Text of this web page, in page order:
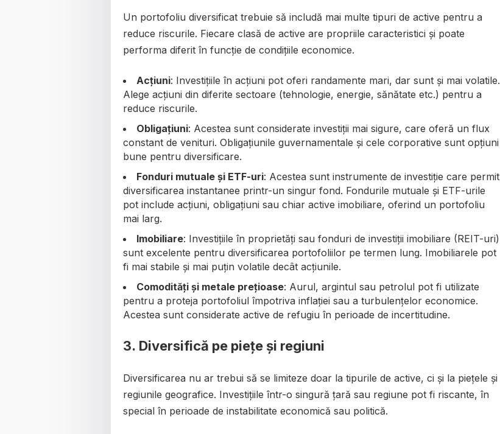
Un portofoliu diversificat trebuie să includă mai multe tipuri de active pentru a
reduce riscurile. Fiecare clasă de active are propriile caracteristici și poate
performa diferit în funcție de condițiile economice.
Acțiuni: Investițiile în acțiuni pot oferi randamente mari, dar sunt și mai volatile.
Alege acțiuni din diferite sectoare (tehnologie, energie, sănătate etc.) pentru a
reduce riscurile.
Obligațiuni: Acestea sunt considerate investiții mai sigure, care oferă un flux
constant de venituri. Obligațiunile guvernamentale și cele corporative sunt opțiuni
bune pentru diversificare.
Fonduri mutuale și ETF-uri: Acestea sunt instrumente de investiție care permit
diversificarea instantanee printr-un singur fond. Fondurile mutuale și ETF-urile
pot include acțiuni, obligațiuni sau chiar active imobiliare, oferind un portofoliu
mai larg.
Imobiliare: Investițiile în proprietăți sau fonduri de investiții imobiliare (REIT-uri)
sunt excelente pentru diversificarea portofoliilor pe termen lung. Imobiliarele pot
fi mai stabile și mai puțin volatile decât acțiunile.
Comodități și metale prețioase: Aurul, argintul sau petrolul pot fi utilizate
pentru a proteja portofoliul împotriva inflației sau a turbulențelor economice.
Acestea sunt considerate active de refugiu în perioade de incertitudine.
3. Diversifică pe piețe și regiuni
Diversificarea nu ar trebui să se limiteze doar la tipurile de active, ci și la piețele și
regiunile geografice. Investițiile într-o singură țară sau regiune pot fi riscante, în
special în perioade de instabilitate economică sau politică.